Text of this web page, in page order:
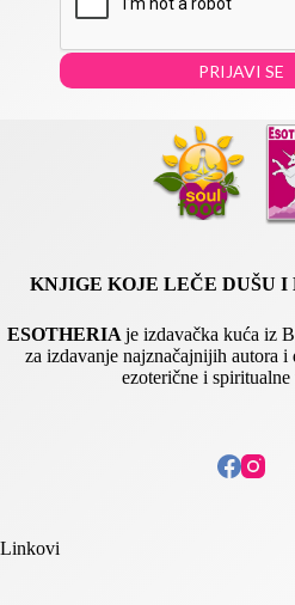
m
a
PRIJAVI SE
KNJIGE KOJE LEČE DUŠU
ESOTHERIAje izdavačka kuća iz
za izdavanje najznačajnijih autora i
ezoterične i
Linkovi